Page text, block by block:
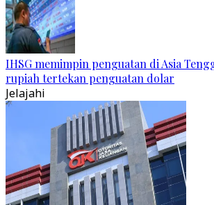
IHSG memimpin penguatan di Asia
rupiah tertekan penguatan dolar
Jelajahi